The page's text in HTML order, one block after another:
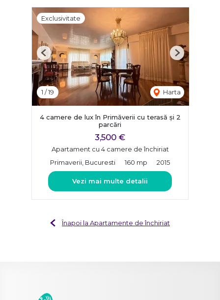
Exclusivitate
1 /19 Harta
Previous Next
4 camere de lux în Primăverii cu terasă și 2
parcări
3,500 €
Apartament cu 4 camere de închiriat
Primaverii, Bucuresti
160 mp 2015
Vezi mai multe detalii
Înapoi la Apartamente de închiriat